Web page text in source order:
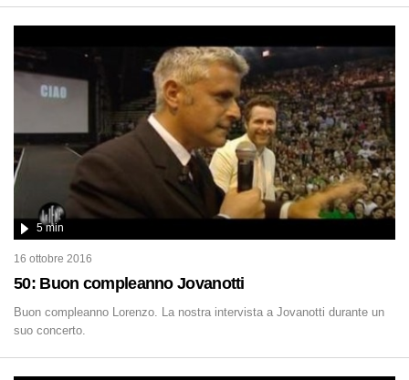
50: Buon compleanno Jovanotti
5 min
16 ottobre 2016
Buon compleanno Lorenzo. La nostra intervista a Jovanotti durante un
suo concerto.